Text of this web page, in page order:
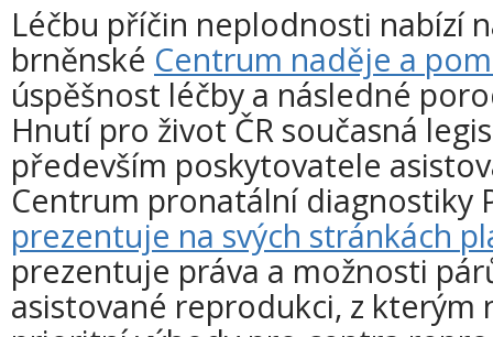
Léčbu příčin neplodnosti nabízí
brněnské Centrum naděje a
úspěšnost léčby a následné
Hnutí pro život ČR současná
především poskytovatele
Centrum pronatální diagnostiky
prezentuje na svých stránkách
prezentuje práva a možnosti
asistované reprodukci, z kterým